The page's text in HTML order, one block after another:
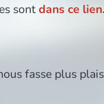
sontdans ce lien.
fasse plus